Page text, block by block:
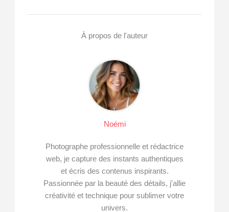
À propos de l'auteur
Noémi
Photographe professionnelle et rédactrice
web, je capture des instants authentiques
et écris des contenus inspirants.
Passionnée par la beauté des détails, j'allie
créativité et technique pour sublimer votre
univers.